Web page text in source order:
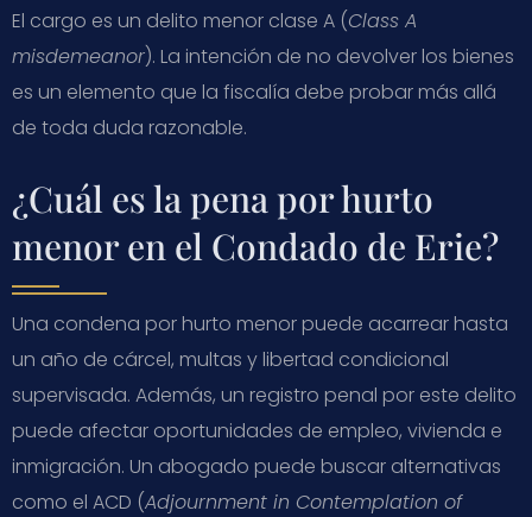
El cargo es un delito menor clase A (Class A
misdemeanor). La intención de no devolver los bienes
es un elemento que la fiscalía debe probar más allá
de toda duda razonable.
¿Cuál es la pena por hurto
menor en el Condado de Erie?
Una condena por hurto menor puede acarrear hasta
un año de cárcel, multas y libertad condicional
supervisada. Además, un registro penal por este delito
puede afectar oportunidades de empleo, vivienda e
inmigración. Un abogado puede buscar alternativas
como el ACD (Adjournment in Contemplation of